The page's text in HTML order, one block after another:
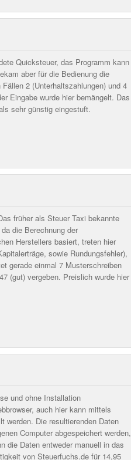
Quicksteuer, das Programm kann
aber für die Bedienung die
2 (Unterhaltszahlungen) und 4
Eingabe wurde hier bemängelt. Das
sehr günstig eingestuft.
früher als Steuer Taxi bekannte
die Berechnung der
Herstellers basiert, treten hier
sowie Rundungsfehler),
gerade einmal 7 Musterschreiben
(gut) vergeben. Preislich wurde hier
und ohne Installation
auch hier kann mittels
werden. Die resultierenden Daten
Computer abgespeichert werden,
die Daten entweder manuell in das
von Steuerfuchs.de für 14,95